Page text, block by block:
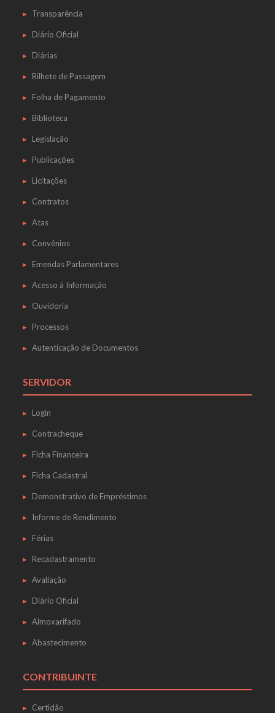
Transparência
Diário Oficial
Diárias
Bilhete de Passagem
Folha de Pagamento
Biblioteca
Legislação
Publicações
Licitações
Contratos
Atas
Convênios
Emendas Parlamentares
Acesso à Informação
Ouvidoria
Processos
Autenticação de Documentos
SERVIDOR
Login
Contracheque
Ficha Financeira
Ficha Cadastral
Demonstrativo de Empréstimos
Informe de Rendimento
Férias
Recadastramento
Avaliação
Diário Oficial
Almoxarifado
Abastecimento
CONTRIBUINTE
Certidão